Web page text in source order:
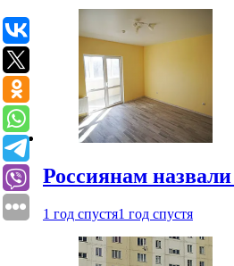
Россиянам
1 год спустя1 год спустя